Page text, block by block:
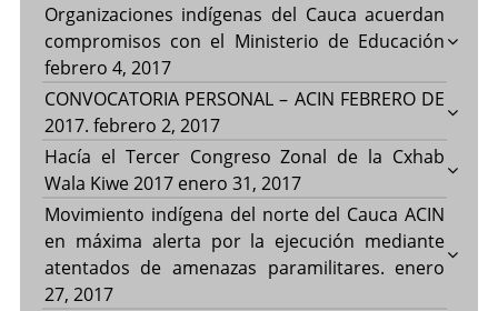
Organizaciones indígenas del Cauca acuerdan
compromisos con el Ministerio de Educación
febrero 4, 2017
CONVOCATORIA PERSONAL – ACIN FEBRERO DE
2017. febrero 2, 2017
Hacía el Tercer Congreso Zonal de la Cxhab
Wala Kiwe 2017 enero 31, 2017
Movimiento indígena del norte del Cauca ACIN
en máxima alerta por la ejecución mediante
atentados de amenazas paramilitares. enero
27, 2017